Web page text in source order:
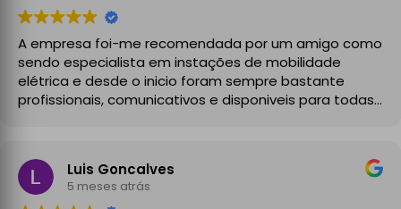
A empresa foi-me recomendada por um amigo como
sendo especialista em instações de mobilidade
elétrica e desde o inicio foram sempre bastante
profissionais, comunicativos e disponiveis para todas
A instalação de tomada reforçada em garagem
partilhada correu na perfeição e nos prazos
combinados, sendo que fizeram toda a limpeza e
Luis Goncalves
5 meses atrás